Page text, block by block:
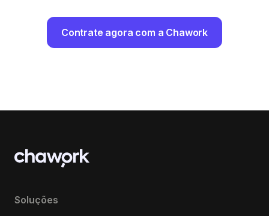
Contrate agora com a Chawork
Soluções